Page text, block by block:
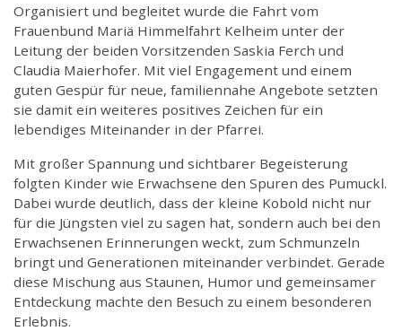
Organisiert und begleitet wurde die Fahrt vom
Frauenbund Mariä Himmelfahrt Kelheim unter der
Leitung der beiden Vorsitzenden Saskia Ferch und
Claudia Maierhofer. Mit viel Engagement und einem
guten Gespür für neue, familiennahe Angebote setzten
sie damit ein weiteres positives Zeichen für ein
lebendiges Miteinander in der Pfarrei.
Mit großer Spannung und sichtbarer Begeisterung
folgten Kinder wie Erwachsene den Spuren des Pumuckl.
Dabei wurde deutlich, dass der kleine Kobold nicht nur
für die Jüngsten viel zu sagen hat, sondern auch bei den
Erwachsenen Erinnerungen weckt, zum Schmunzeln
bringt und Generationen miteinander verbindet. Gerade
diese Mischung aus Staunen, Humor und gemeinsamer
Entdeckung machte den Besuch zu einem besonderen
Erlebnis.